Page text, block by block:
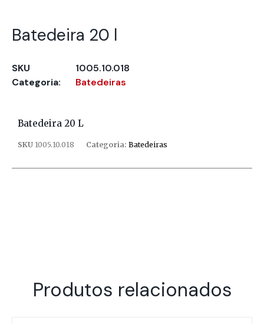
Batedeira 20 l
SKU
1005.10.018
Categoria:
Batedeiras
Batedeira 20 L
SKU 1005.10.018 Categoria: Batedeiras
Produtos relacionados